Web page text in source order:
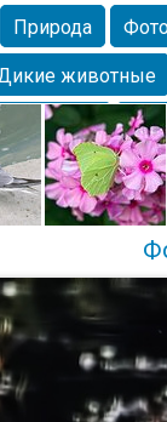
Природа
животные
Домашние
птицы Утка